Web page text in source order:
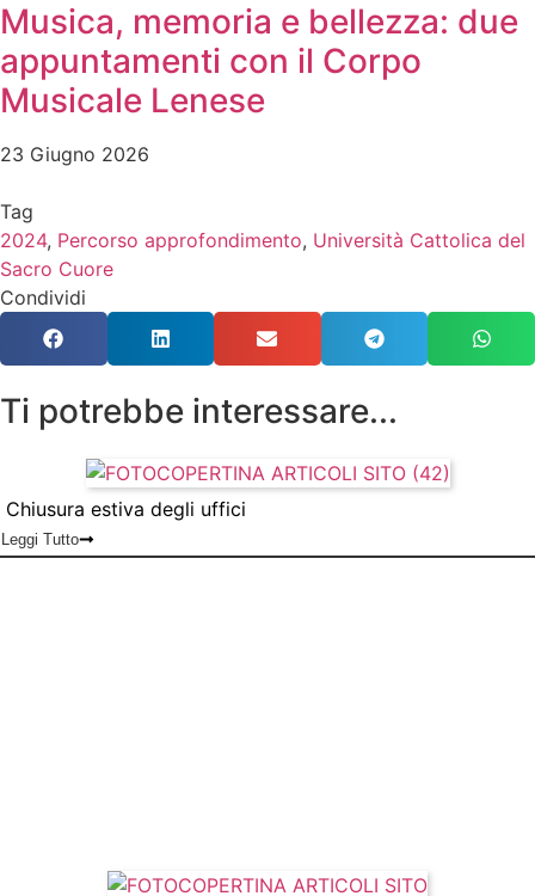
Musica, memoria e bellezza: due
appuntamenti con il Corpo
Musicale Lenese
23 Giugno 2026
Tag
2024, Percorso approfondimento, Università Cattolica del
Sacro Cuore
Condividi
Ti potrebbe interessare...
Chiusura estiva degli uffici
Leggi Tutto